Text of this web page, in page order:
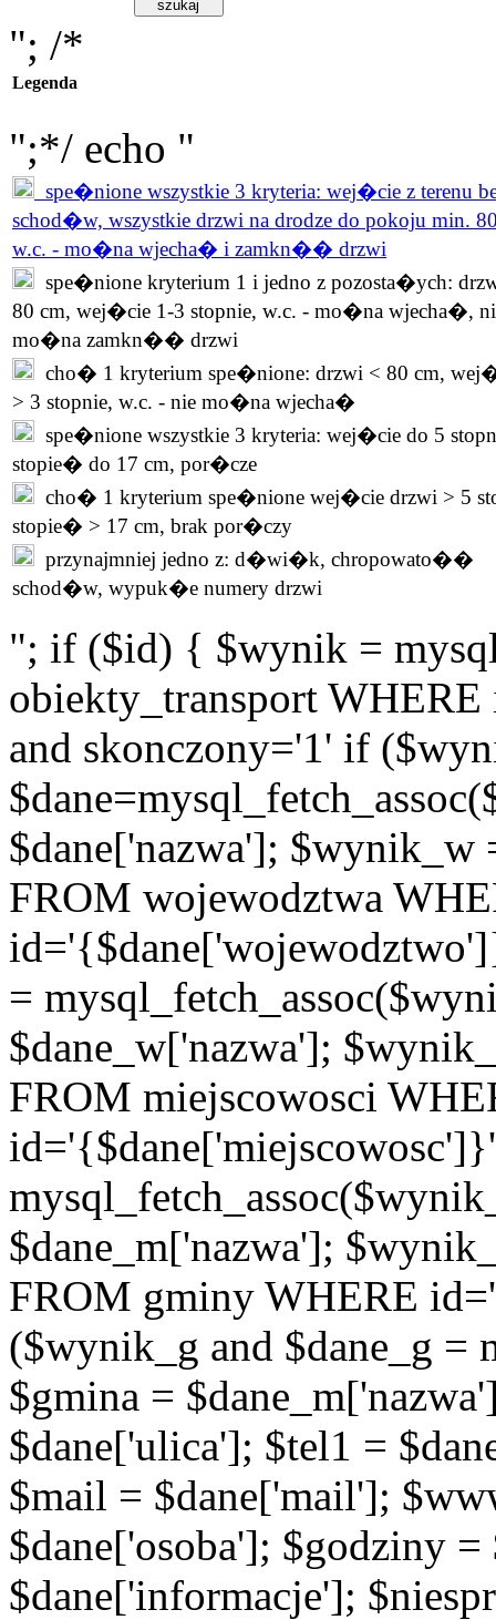
"; /*
Legenda
";*/ echo "
spe�nione wszystkie 3 kryteria: wej�cie z terenu
schod�w, wszystkie drzwi na drodze do pokoju min.
w.c. - mo�na wjecha� i zamkn�� drzwi
spe�nione kryterium 1 i jedno z pozosta�ych:
80 cm, wej�cie 1-3 stopnie, w.c. - mo�na wjecha�,
mo�na zamkn�� drzwi
cho� 1 kryterium spe�nione: drzwi < 80 cm,
> 3 stopnie, w.c. - nie mo�na wjecha�
spe�nione wszystkie 3 kryteria: wej�cie do 5
stopie� do 17 cm, por�cze
cho� 1 kryterium spe�nione wej�cie drzwi > 5
stopie� > 17 cm, brak por�czy
przynajmniej jedno z: d�wi�k, chropowato��
schod�w, wypuk�e numery drzwi
"; if ($id) { $wynik =
obiekty_transport
and skonczony='1' if
$dane['nazwa'];
FROM wojewodztwa
=
$dane_w['nazwa'];
FROM miejscowosci
$dane_m['nazwa'];
FROM gminy WHERE
($wynik_g and $dane_g =
$gmina =
$dane['ulica']; $tel1 =
$mail = $dane['mail'];
$dane['osoba']; $godziny
$dane['informacje'];